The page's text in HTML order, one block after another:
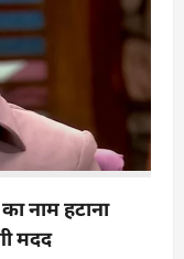
नाम हटाना
मदद